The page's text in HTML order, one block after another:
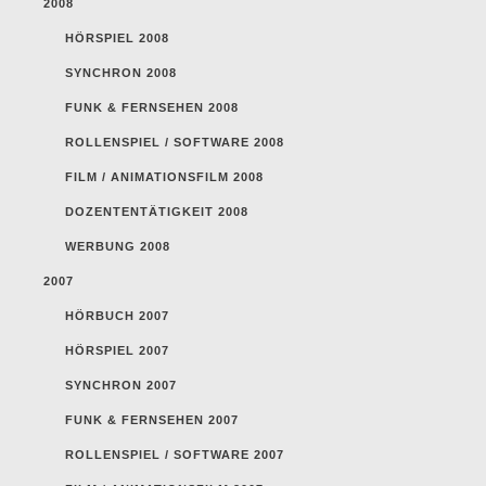
2008
HÖRSPIEL 2008
SYNCHRON 2008
FUNK & FERNSEHEN 2008
ROLLENSPIEL / SOFTWARE 2008
FILM / ANIMATIONSFILM 2008
DOZENTENTÄTIGKEIT 2008
WERBUNG 2008
2007
HÖRBUCH 2007
HÖRSPIEL 2007
SYNCHRON 2007
FUNK & FERNSEHEN 2007
ROLLENSPIEL / SOFTWARE 2007